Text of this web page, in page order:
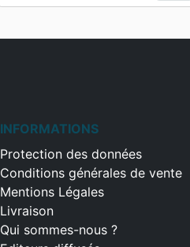
INFORMATIONS
Protection des données
Conditions générales de vente
Mentions Légales
Livraison
Qui sommes-nous ?